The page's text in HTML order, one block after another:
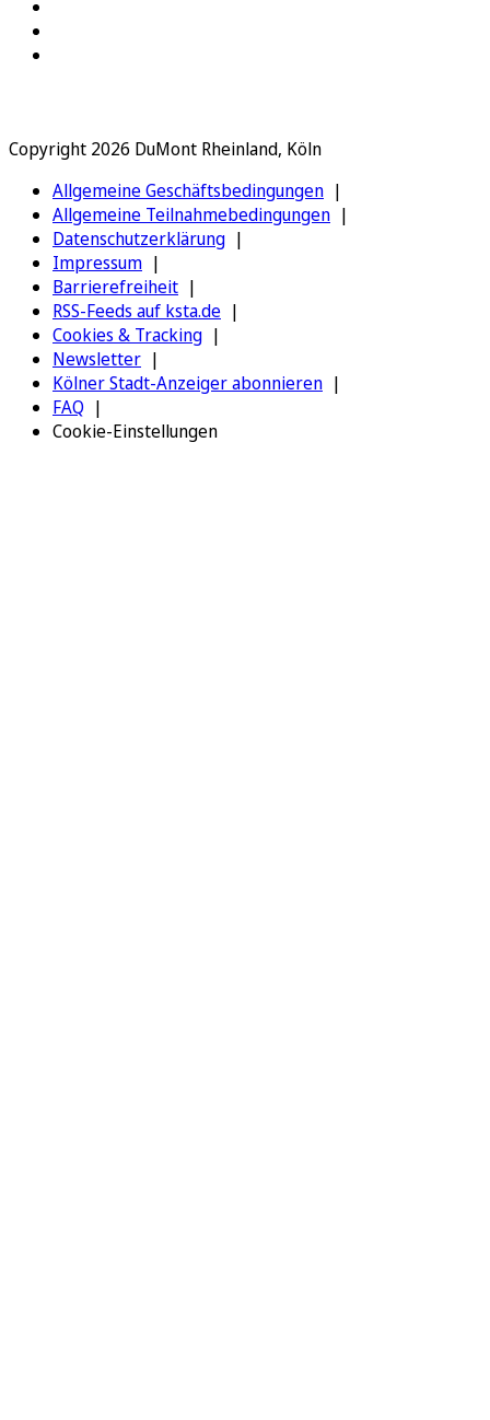
Copyright 2026 DuMont Rheinland, Köln
Allgemeine Geschäftsbedingungen
Allgemeine Teilnahmebedingungen
Datenschutzerklärung
Impressum
Barrierefreiheit
RSS-Feeds auf ksta.de
Cookies & Tracking
Newsletter
Kölner Stadt-Anzeiger abonnieren
FAQ
Cookie-Einstellungen